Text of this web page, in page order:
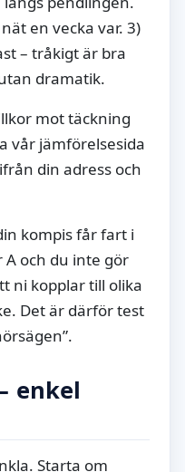
en vecka var. 3)
– tråkigt är bra
dramatik.
mot täckning
vår jämförelsesida
din adress och
kompis får fart i
och du inte gör
ni kopplar till olika
Det är därför test
enkel
Starta om